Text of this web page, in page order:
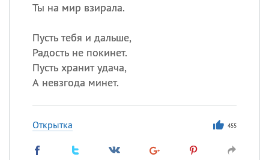
Ты на мир взирала.
Пусть тебя и дальше,
Радость не покинет.
Пусть хранит удача,
А невзгода минет.
Открытка 455